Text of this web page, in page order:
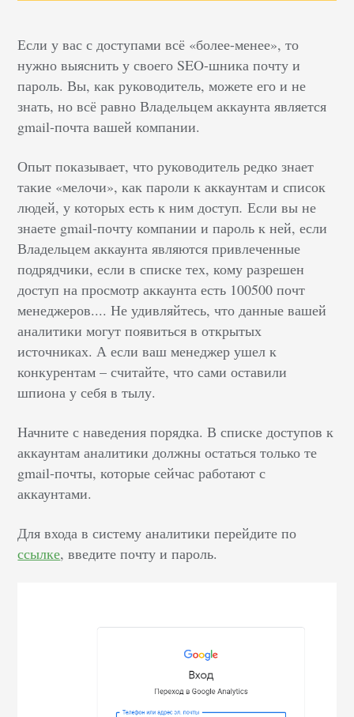
Если у вас с доступами всё «более-менее», то
нужно выяснить у своего SEO-шника почту и
пароль. Вы, как руководитель, можете его и не
знать, но всё равно Владельцем аккаунта является
gmail-почта вашей компании.
Опыт показывает, что руководитель редко знает
такие «мелочи», как пароли к аккаунтам и список
людей, у которых есть к ним доступ.Если вы не
знаете gmail-почту компании и пароль к ней, если
Владельцем аккаунта являются привлеченные
подрядчики, если в списке тех, кому разрешен
доступ на просмотр аккаунта есть 100500 почт
менеджеров.... Не удивляйтесь, что данные вашей
аналитики могут появиться в открытых
источниках. А если ваш менеджер ушел к
конкурентам – считайте, что сами оставили
шпиона у себя в тылу.
Начните с наведения порядка. В списке доступов к
аккаунтам аналитики должны остаться только те
gmail-почты, которые сейчас работают с
аккаунтами.
Для входа в систему аналитики перейдите по
ссылке, введите почту и пароль.